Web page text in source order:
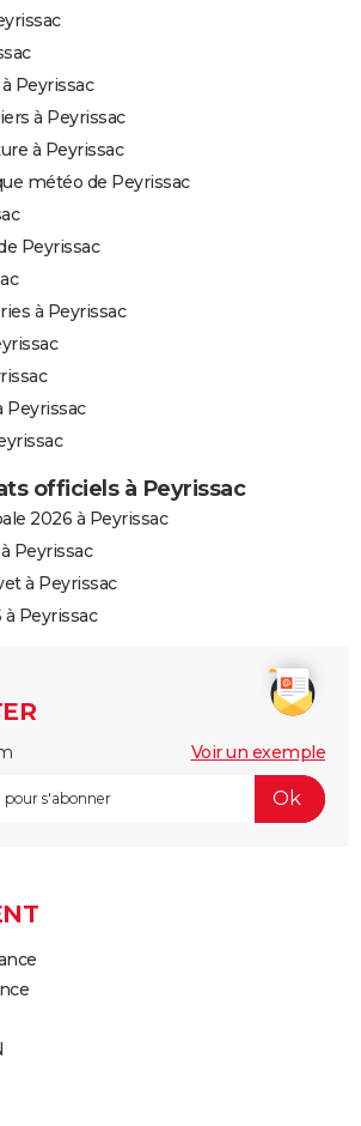
Peyrissac
à Peyrissac
à Peyrissac
météo de Peyrissac
Peyrissac
à Peyrissac
officiels à Peyrissac
2026 à Peyrissac
Peyrissac
à Peyrissac
Peyrissac
Voir un exemple